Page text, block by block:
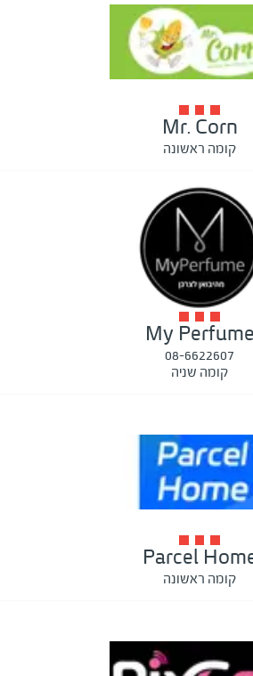
Mr. Corn
קומה ראשונה
My Perfume
08-6622607
קומה שניה
Parcel
קומה ראשונה